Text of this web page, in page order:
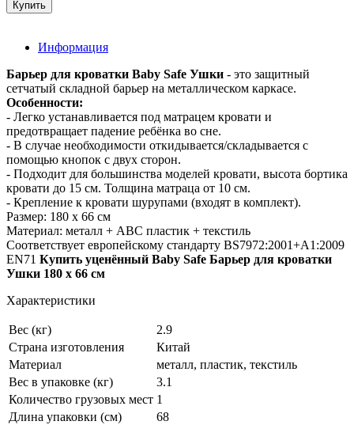
Информация
Барьер для кроватки Baby Safe Ушки - это защитный
сетчатый складной барьер на металлическом каркасе.
Особенности:
- Легко устанавливается под матрацем кровати и
предотвращает падение ребёнка во сне.
- В случае необходимости откидывается/складывается с
помощью кнопок с двух сторон.
- Подходит для большинства моделей кровати, высота бортика
кровати до 15 см. Толщина матраца от 10 см.
- Крепление к кровати шурупами (входят в комплект).
Размер: 180 х 66 см
Материал: металл + ABC пластик + текстиль
Соответствует европейскому стандарту BS7972:2001+A1:2009
EN71 Купить уценённый Baby Safe Барьер для кроватки
Ушки 180 х 66 см
Характеристики
Вес (кг)
2.9
Страна изготовления
Китай
Материал
металл, пластик, текстиль
Вес в упаковке (кг)
3.1
Количество грузовых мест 1
Длина упаковки (см)
68